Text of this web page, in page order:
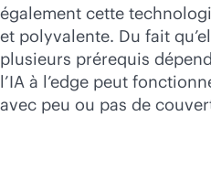
également cette
et polyvalente. Du fait
plusieurs prérequis
l’IA à l’edge peut
avec peu ou pas de